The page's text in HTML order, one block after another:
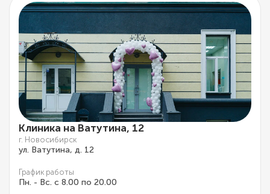
Клиника на Ватутина, 12
г. Новосибирск
ул. Ватутина, д. 12
График работы
Пн. - Вс. с 8.00 по 20.00